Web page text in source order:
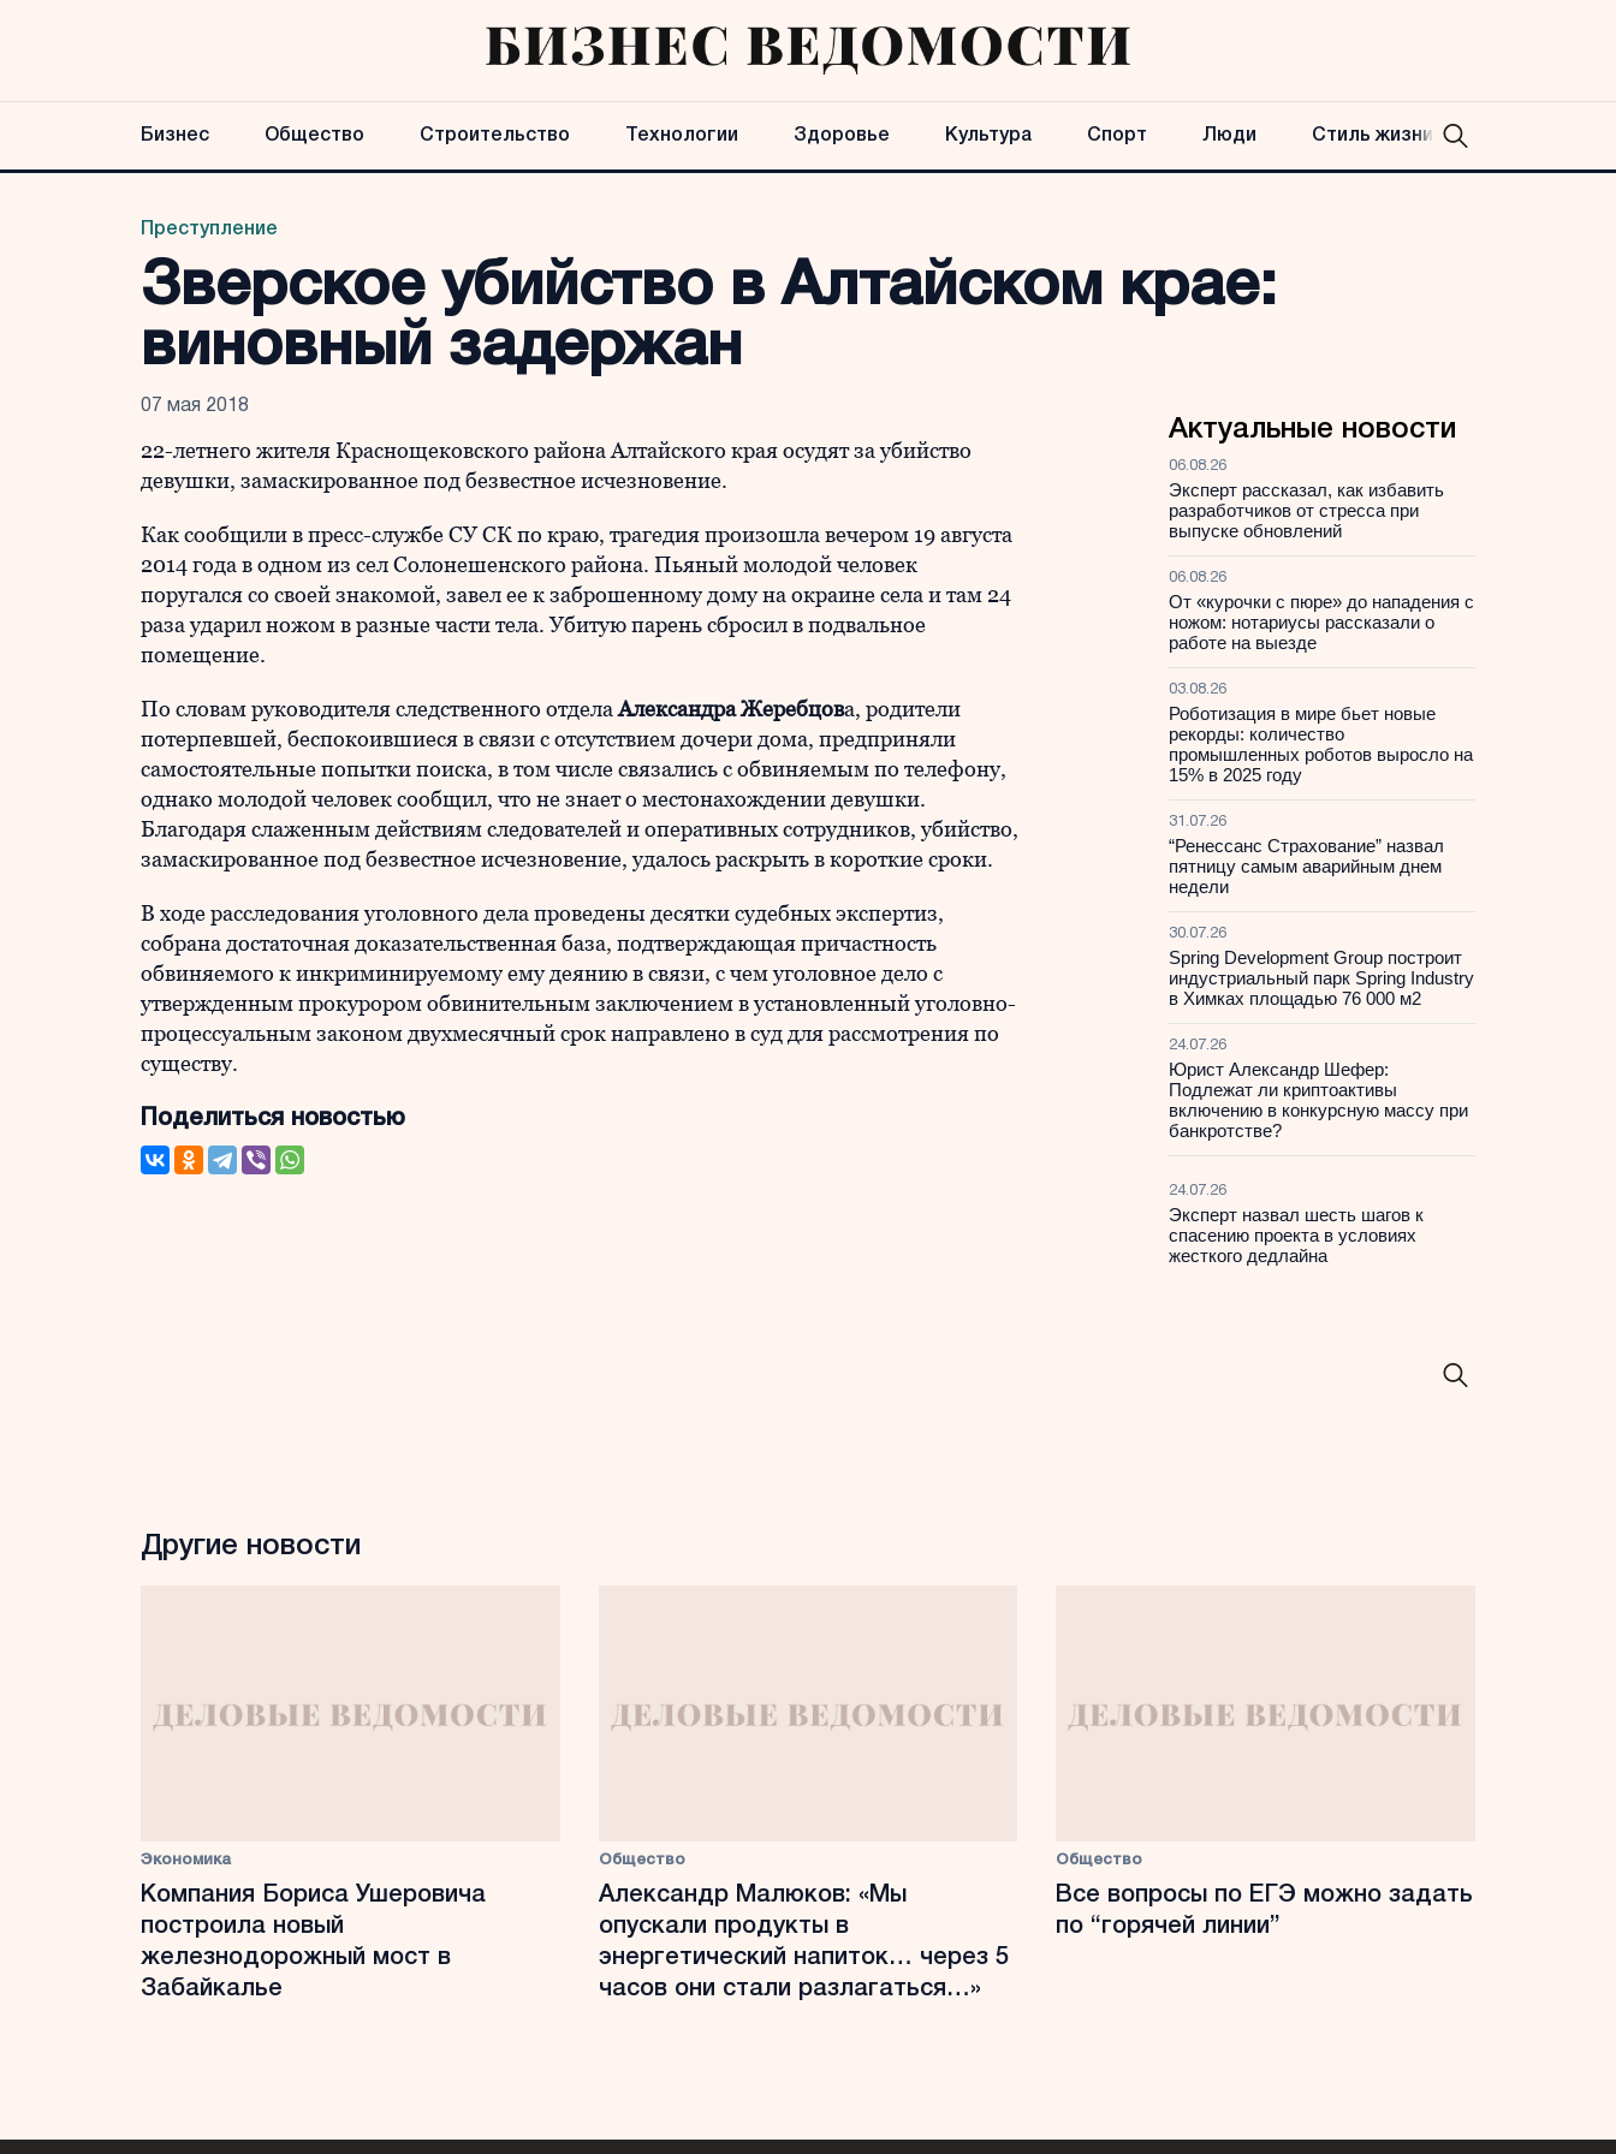
Бизнес Общество Строительство Технологии Здоровье Культура Спорт Люди Стиль жизни
Преступление
Зверское убийство в Алтайском крае:
виновный задержан
07 мая 2018
22-летнего жителя Краснощековского района Алтайского края осудят за убийство
девушки, замаскированное под безвестное исчезновение.
Как сообщили в пресс-службе СУ СК по краю, трагедия произошла вечером 19 августа
2014 года в одном из сел Солонешенского района. Пьяный молодой человек
поругался со своей знакомой, завел ее к заброшенному дому на окраине села и там 24
раза ударил ножом в разные части тела. Убитую парень сбросил в подвальное
помещение.
По словам руководителя следственного отделаАлександра Жеребцова, родители
потерпевшей, беспокоившиеся в связи с отсутствием дочери дома, предприняли
самостоятельные попытки поиска, в том числе связались с обвиняемым по телефону,
однако молодой человек сообщил, что не знает о местонахождении девушки.
Благодаря слаженным действиям следователей и оперативных сотрудников, убийство,
замаскированное под безвестное исчезновение, удалось раскрыть в короткие сроки.
В ходе расследования уголовного дела проведены десятки судебных экспертиз,
собрана достаточная доказательственная база, подтверждающая причастность
обвиняемого к инкриминируемому ему деянию в связи, с чем уголовное дело с
утвержденным прокурором обвинительным заключением в установленный уголовно-
процессуальным законом двухмесячный срок направлено в суд для рассмотрения по
существу.
Поделиться новостью
Актуальные новости
06.08.26
Эксперт рассказал, как избавить
разработчиков от стресса при
выпуске обновлений
06.08.26
От «курочки с пюре» до нападения с
ножом: нотариусы рассказали о
работе на выезде
03.08.26
Роботизация в мире бьет новые
рекорды: количество
промышленных роботов выросло на
15% в 2025 году
31.07.26
“Ренессанс Страхование” назвал
пятницу самым аварийным днем
недели
30.07.26
Spring Development Group построит
индустриальный парк Spring Industry
в Химках площадью 76 000 м2
24.07.26
Юрист Александр Шефер:
Подлежат ли криптоактивы
включению в конкурсную массу при
банкротстве?
24.07.26
Эксперт назвал шесть шагов к
спасению проекта в условиях
жесткого дедлайна
Другие новости
Экономика
Компания Бориса Ушеровича
построила новый
железнодорожный мост в
Забайкалье
Общество
Александр Малюков: «Мы
опускали продукты в
энергетический напиток… через 5
часов они стали разлагаться…»
Общество
Все вопросы по ЕГЭ можно задать
по “горячей линии”